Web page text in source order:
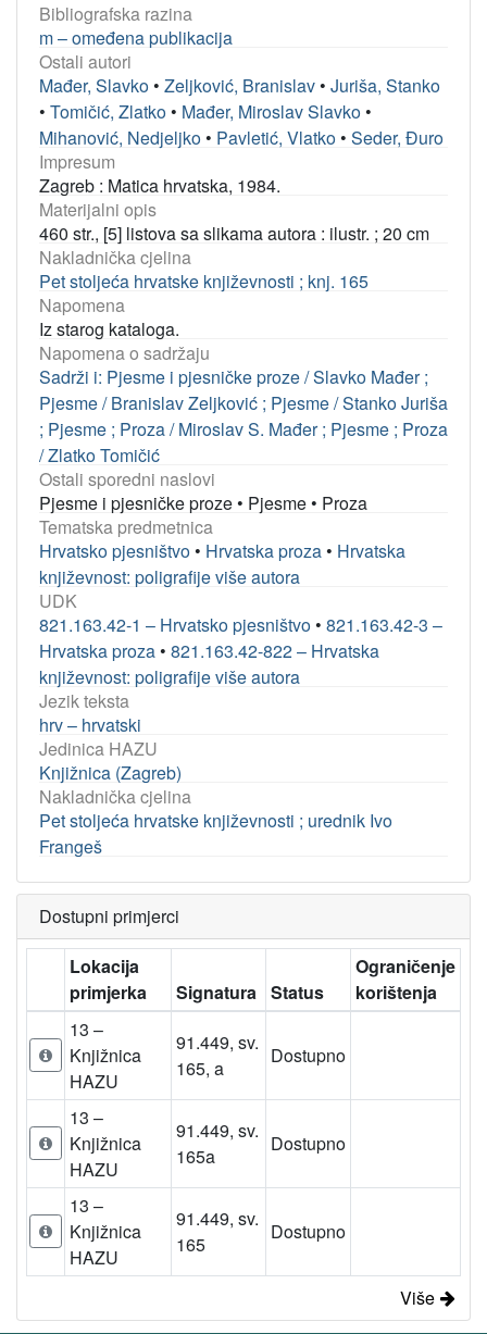
Bibliografska razina
m – omeđena publikacija
Ostali autori
Mađer, Slavko • Zeljković, Branislav • Juriša, Stanko
• Tomičić, Zlatko • Mađer, Miroslav Slavko •
Mihanović, Nedjeljko • Pavletić, Vlatko • Seder, Đuro
Impresum
Zagreb : Matica hrvatska, 1984.
Materijalni opis
460 str., [5] listova sa slikama autora : ilustr. ; 20 cm
Nakladnička cjelina
Pet stoljeća hrvatske književnosti ; knj. 165
Napomena
Iz starog kataloga.
Napomena o sadržaju
Sadrži i: Pjesme i pjesničke proze / Slavko Mađer ;
Pjesme / Branislav Zeljković ; Pjesme / Stanko Juriša
; Pjesme ; Proza / Miroslav S. Mađer ; Pjesme ; Proza
/ Zlatko Tomičić
Ostali sporedni naslovi
Pjesme i pjesničke proze • Pjesme • Proza
Tematska predmetnica
Hrvatsko pjesništvo • Hrvatska proza • Hrvatska
književnost: poligrafije više autora
UDK
821.163.42-1 – Hrvatsko pjesništvo • 821.163.42-3 –
Hrvatska proza • 821.163.42-822 – Hrvatska
književnost: poligrafije više autora
Jezik teksta
hrv – hrvatski
Jedinica HAZU
Knjižnica (Zagreb)
Nakladnička cjelina
Pet stoljeća hrvatske književnosti ; urednik Ivo
Frangeš
Dostupni primjerci
Lokacija
primjerka
Signatura Status
Ograničenje
korištenja
13 –
Knjižnica
HAZU
91.449, sv.
165, a
Dostupno
13 –
Knjižnica
HAZU
91.449, sv.
165a
Dostupno
13 –
Knjižnica
HAZU
91.449, sv.
165
Dostupno
Više